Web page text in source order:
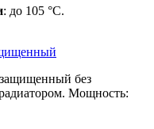
: до 105 °C.
без
Мощность: